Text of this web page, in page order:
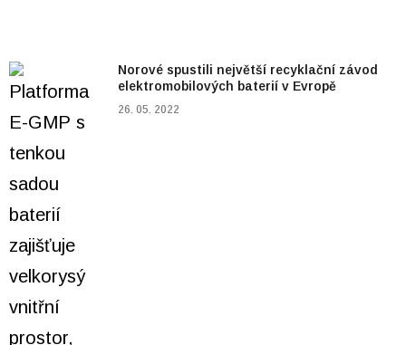
Norové spustili největší recyklační závod
elektromobilových baterií v Evropě
26. 05. 2022